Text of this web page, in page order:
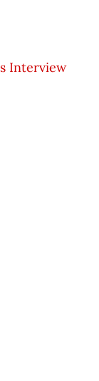
Interview